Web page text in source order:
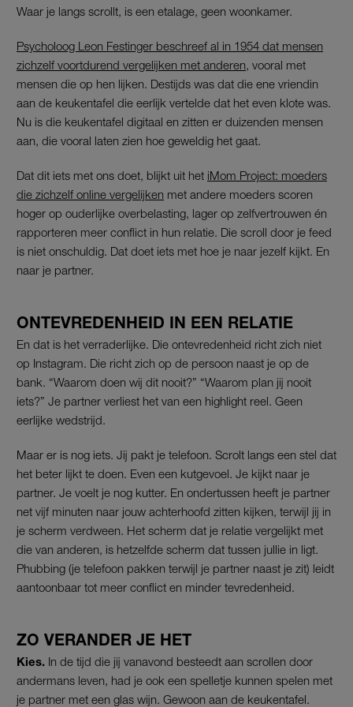
Waar je langs scrollt, is een etalage, geen woonkamer.
Psycholoog Leon Festinger beschreef al in 1954 dat mensen
zichzelf voortdurend vergelijken met anderen, vooral met
mensen die op hen lijken. Destijds was dat die ene vriendin
aan de keukentafel die eerlijk vertelde dat het even klote was.
Nu is die keukentafel digitaal en zitten er duizenden mensen
aan, die vooral laten zien hoe geweldig het gaat.
Dat dit iets met ons doet, blijkt uit het iMom Project: moeders
die zichzelf online vergelijken met andere moeders scoren
hoger op ouderlijke overbelasting, lager op zelfvertrouwen én
rapporteren meer conflict in hun relatie. Die scroll door je feed
is niet onschuldig. Dat doet iets met hoe je naar jezelf kijkt. En
naar je partner.
ONTEVREDENHEID IN EEN RELATIE
En dat is het verraderlijke. Die ontevredenheid richt zich niet
op Instagram. Die richt zich op de persoon naast je op de
bank. “Waarom doen wij dit nooit?” “Waarom plan jij nooit
iets?” Je partner verliest het van een highlight reel. Geen
eerlijke wedstrijd.
Maar er is nog iets. Jij pakt je telefoon. Scrolt langs een stel dat
het beter lijkt te doen. Even een kutgevoel. Je kijkt naar je
partner. Je voelt je nog kutter. En ondertussen heeft je partner
net vijf minuten naar jouw achterhoofd zitten kijken, terwijl jij in
je scherm verdween. Het scherm dat je relatie vergelijkt met
die van anderen, is hetzelfde scherm dat tussen jullie in ligt.
Phubbing (je telefoon pakken terwijl je partner naast je zit) leidt
aantoonbaar tot meer conflict en minder tevredenheid.
ZO VERANDER JE HET
Kies. In de tijd die jij vanavond besteedt aan scrollen door
andermans leven, had je ook een spelletje kunnen spelen met
je partner met een glas wijn. Gewoon aan de keukentafel.